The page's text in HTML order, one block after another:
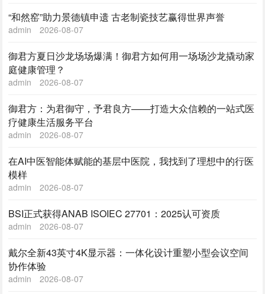
“和然窑”助力景德镇申遗 古老制瓷技艺赢得世界声誉
admin 2026-08-07
御君方夏日沙龙场场爆满！御君方如何用一场场沙龙撬动家
庭健康管理？
admin 2026-08-07
御君方：为君御守，予君良方——打造大众信赖的一站式医
疗健康生活服务平台
admin 2026-08-07
在AI中医智能体赋能的基层中医院，我找到了理想中的行医
模样
admin 2026-08-07
BSI正式获得ANAB ISOIEC 27701：2025认可资质
admin 2026-08-07
戴尔全新43英寸4K显示器：一体化设计重塑小型会议空间
协作体验
admin 2026-08-07